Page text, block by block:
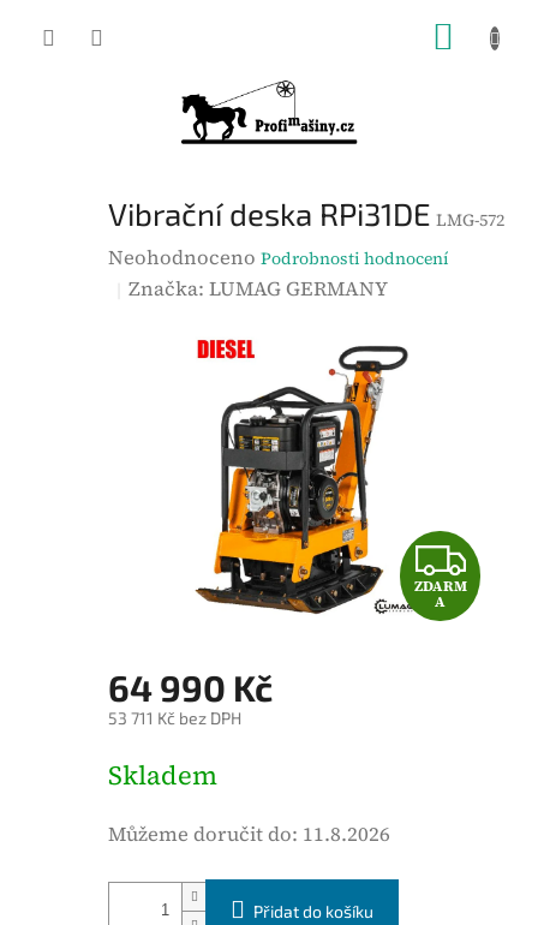
Vibrační deska RPi31DE LMG-572
P
e
n
p
o
d
Neohodnoceno Podrobnosti hodnocení
Značka:LUMAG GERMANY
Z
D
ZDARM
A
64 990 Kč
53 711 Kč bez DPH
ě
á
Skladem
Můžeme doručit do: 11.8.2026
Přidat do košíku